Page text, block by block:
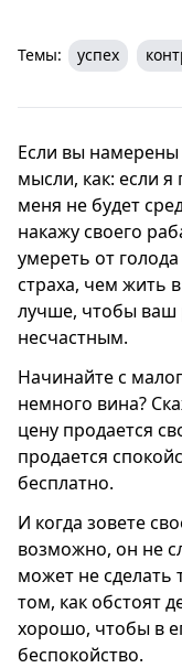
Темы: успех
Если вы намерены
мысли, как: если
меня не будет
накажу своего
умереть от
страха, чем жить
лучше, чтобы ваш
несчастным.
Начинайте с
немного вина?
цену продается
продается
бесплатно.
И когда зовете
возможно, он не
может не сделать
том, как обстоят
хорошо, чтобы в
беспокойство.